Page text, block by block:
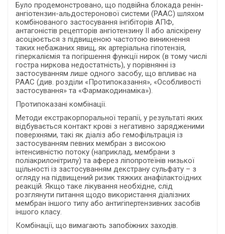
Було продемонстровано, що подвійна блокада ренін-
ангіотензин-альдостеронової системи (РААС) шляхом
комбінованого застосування інгібіторів АПФ,
антагоністів рецепторів ангіотензину II або аліскірену
асоціюється з підвищеною частотою виникнення
таких небажаних явищ, як артеріальна гіпотензія,
гіперкаліємія та погіршення функції нирок (в тому числі
гостра ниркова недостатність), у порівнянні із
застосуванням лише одного засобу, що впливає на
РААС (див. розділи «Протипоказання», «Особливості
застосування» та «Фармакодинаміка»).
Протипоказані комбінації.
Методи екстракорпоральної терапії, у результаті яких
відбувається контакт крові з негативно зарядженими
поверхнями, такі як діаліз або гемофільтрація із
застосуванням певних мембран з високою
інтенсивністю потоку (наприклад, мембрани з
поліакрилонітрилу) та аферез ліпопротеїнів низької
щільності із застосуванням декстрану сульфату – з
огляду на підвищений ризик тяжких анафілактоїдних
реакцій. Якщо таке лікування необхідне, слід
розглянути питання щодо використання діалізних
мембран іншого типу або антигіпертензивних засобів
іншого класу.
Комбінації, що вимагають запобіжних заходів.